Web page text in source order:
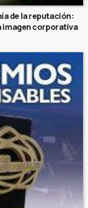
de la reputación:
imagen corporativa